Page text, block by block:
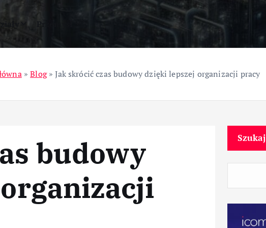
Przemysł
»Blog»Jak skrócić czas budowy dzięki lepszej organizacji pracy
budowy
Szukaj